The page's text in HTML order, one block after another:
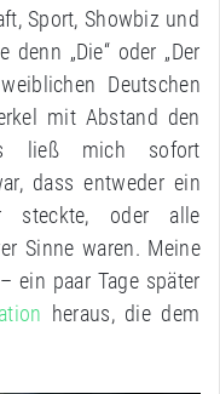
Sport, Showbiz und
„Die“ oder „Der
Deutschen
mit Abstand den
ließ mich sofort
dass entweder ein
steckte, oder alle
Sinne waren. Meine
ein paar Tage später
heraus, die dem